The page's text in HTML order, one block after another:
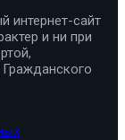
интернет-сайт
и ни при